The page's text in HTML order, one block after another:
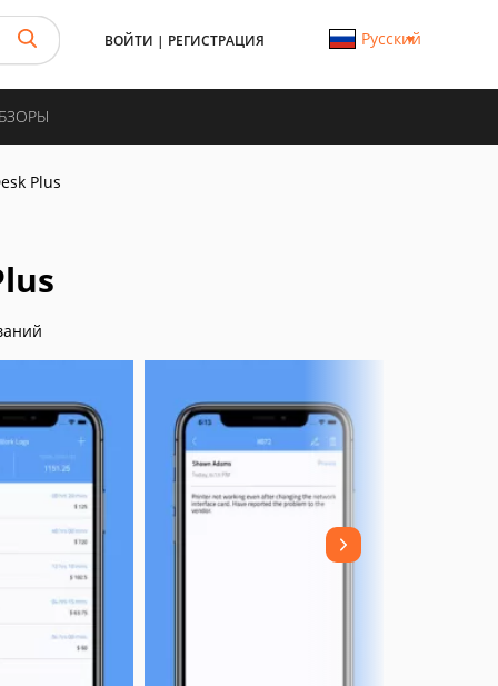
ВОЙТИ | РЕГИСТРАЦИЯ Русский
Plus